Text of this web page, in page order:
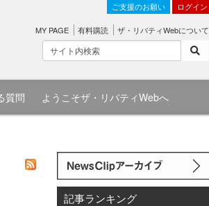
ご支援のお願い ログイン
MY PAGE 有料購読 ザ・リバティWebについて
質問 ようこそザ・リバティWebへ
記事ランキング